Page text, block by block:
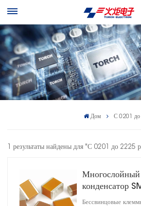
Дом С 0201 до
1 результаты найдены для "С 0201 до 2225
Многослойный
конденсатор
CC41 C0G
Бессвинцовые